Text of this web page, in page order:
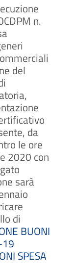
n.
del
da
le ore
2020 con
sarà
di
BUONI
19
SPESA